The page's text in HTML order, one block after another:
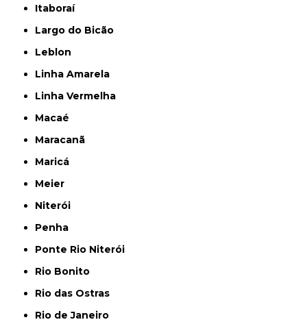
Itaboraí
Largo do Bicão
Leblon
Linha Amarela
Linha Vermelha
Macaé
Maracanã
Maricá
Meier
Niterói
Penha
Ponte Rio Niterói
Rio Bonito
Rio das Ostras
Rio de Janeiro